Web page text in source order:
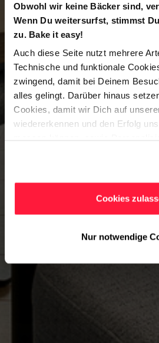
Obwohl wir keine Bäcker sind,
Wenn Du weitersurfst, stimmst
zu. Bake it easy!
Auch diese Seite nutzt mehrere
Technische und funktionale
zwingend, damit bei Deinem
alles gelingt. Darüber hinaus
Cookies, damit wir Dich auf
wiedererkennen und den Erfolg
außerhalb unserer Webseite. Du
später noch – festlegen, welche
Cookies
Nur notwendige